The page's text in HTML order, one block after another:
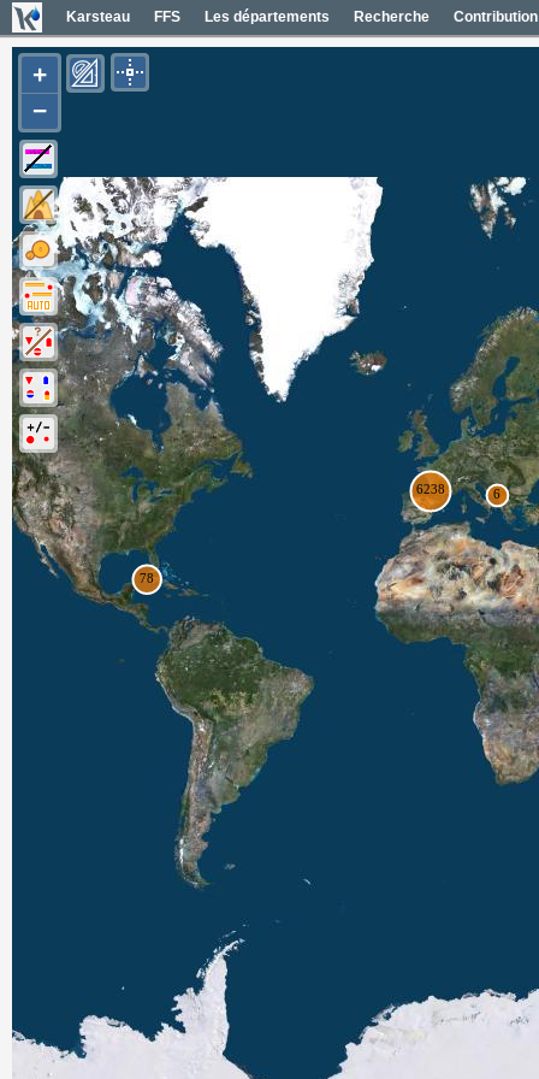
Karsteau FFS Les départements Recherche Contribution
+
−
Carte Géol 1/50000 France
Cartes IGN France
Photos aériennes France
Mapas geol 1/50000 España
Mapas IGN España
Fotos aéreas España
Photos aériennes ESRI
Carte OpenTopoMap